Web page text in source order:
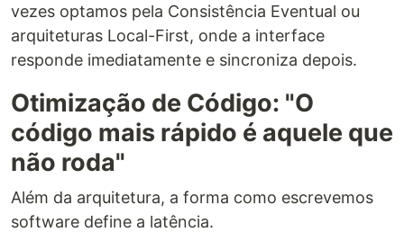
vezes optamos pela Consistência Eventual ou
arquiteturas Local-First, onde a interface
responde imediatamente e sincroniza depois.
Otimização de Código: "O
código mais rápido é aquele que
não roda"
Além da arquitetura, a forma como escrevemos
software define a latência.